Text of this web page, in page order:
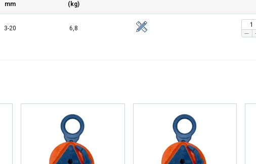
mm
(kg)
3-20 6,8